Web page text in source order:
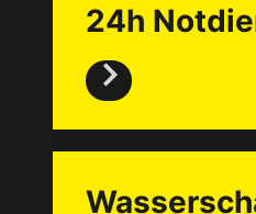
24h